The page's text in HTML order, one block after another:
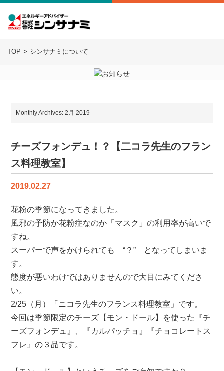
TOP シンサナミについて
Monthly Archives: 2月 2019
チーズフォンデュ！？【二コラ先生のフラン
ス料理教室】
2019.02.27
花粉の季節になってきました。
風邪の予防か花粉症なのか「マスク」の利用率が高いで
すね。
スーパーで声をかけられても “？” となってしまいま
す。
態度が悪いわけではありませんので大目にみてくださ
い。
2/25（月）「ニコラ先生のフランス料理教室」です。
今回は季節限定のチーズ【モン・ドール】を使った『チ
ーズフォンデュ』、『カルパッチョ』『チョコレートス
フレ』の３品です。